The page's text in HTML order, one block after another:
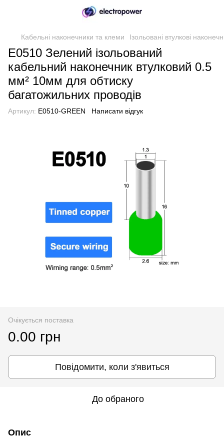
Кабельні наконечники та клеми Ізольовані втулкові
E0510 Зелений ізольований
кабельний наконечник втулковий 0.5
мм² 10мм для обтиску
багатожильних проводів
Артикул: E0510-GREEN Написати відгук
Очікується поставка
0.00 грн
Повідомити, коли з'явиться
До обраного
Опис